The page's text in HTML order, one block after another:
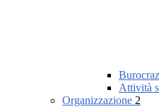
Attività
Organizzazione 2